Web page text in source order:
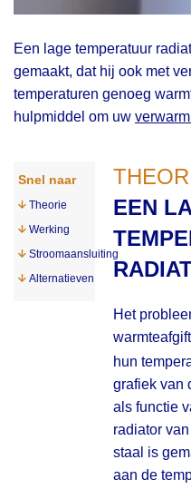
Een lage temperatuur
gemaakt, dat hij ook met
temperaturen genoeg
hulpmiddel om uw
Snel naar
Theorie
Werking
Stroomaansluiting
Alternatieven
EEN
Het
hun
grafiek van
als functie
radiator
staal is
aan de